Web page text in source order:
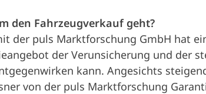
den Fahrzeugverkauf geht?
der puls Marktforschung GmbH hat
der Verunsicherung und der
kann. Angesichts
von der puls Marktforschung